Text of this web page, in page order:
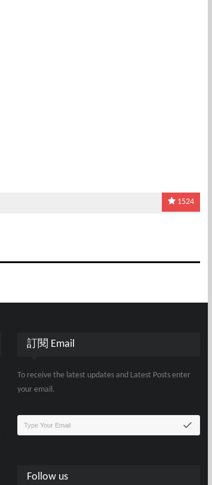
1524
訂閱 Email
To receive the latest updates and Latest Posts enter
your email.
Follow us